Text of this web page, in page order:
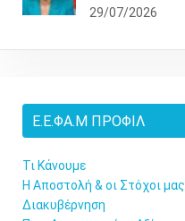
29/07/2026
Ε.Ε.ΦΑ.Μ ΠΡΟΦΊΛ
Τι Κάνουμε
Η Αποστολή & οι Στόχοι μας
Διακυβέρνηση